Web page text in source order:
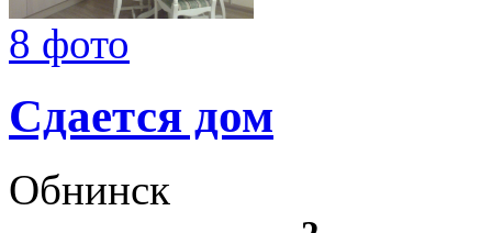
8 фото
Сдается дом
Обнинск